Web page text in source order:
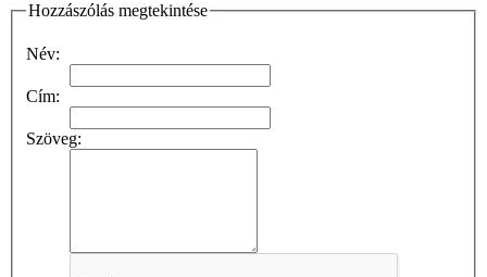
Hozzászólás megtekintése
Név:
Cím:
Szöveg: